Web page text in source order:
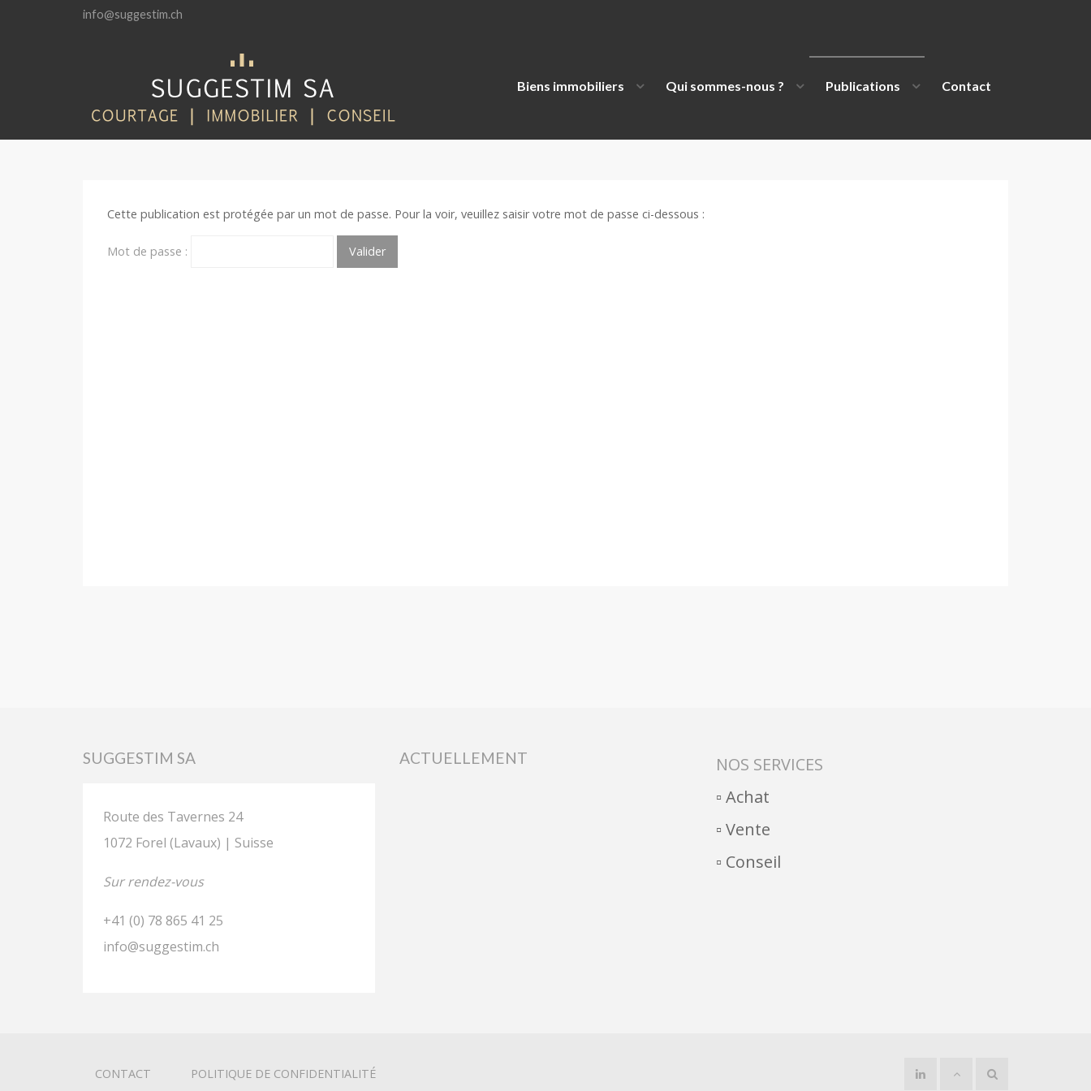
info@suggestim.ch
Biens immobiliers Qui sommes-nous ? Publications Contact
Cette publication est protégée par un mot de passe. Pour la voir, veuillez saisir votre mot de passe ci-dessous :
Mot de passe :
SUGGESTIM SA
Route des Tavernes 24
1072 Forel (Lavaux) | Suisse
Sur rendez-vous
+41 (0) 78 865 41 25
info@suggestim.ch
ACTUELLEMENT
NOS SERVICES
▫︎ Achat
▫︎ Vente
▫︎ Conseil
CONTACT POLITIQUE DE CONFIDENTIALITÉ